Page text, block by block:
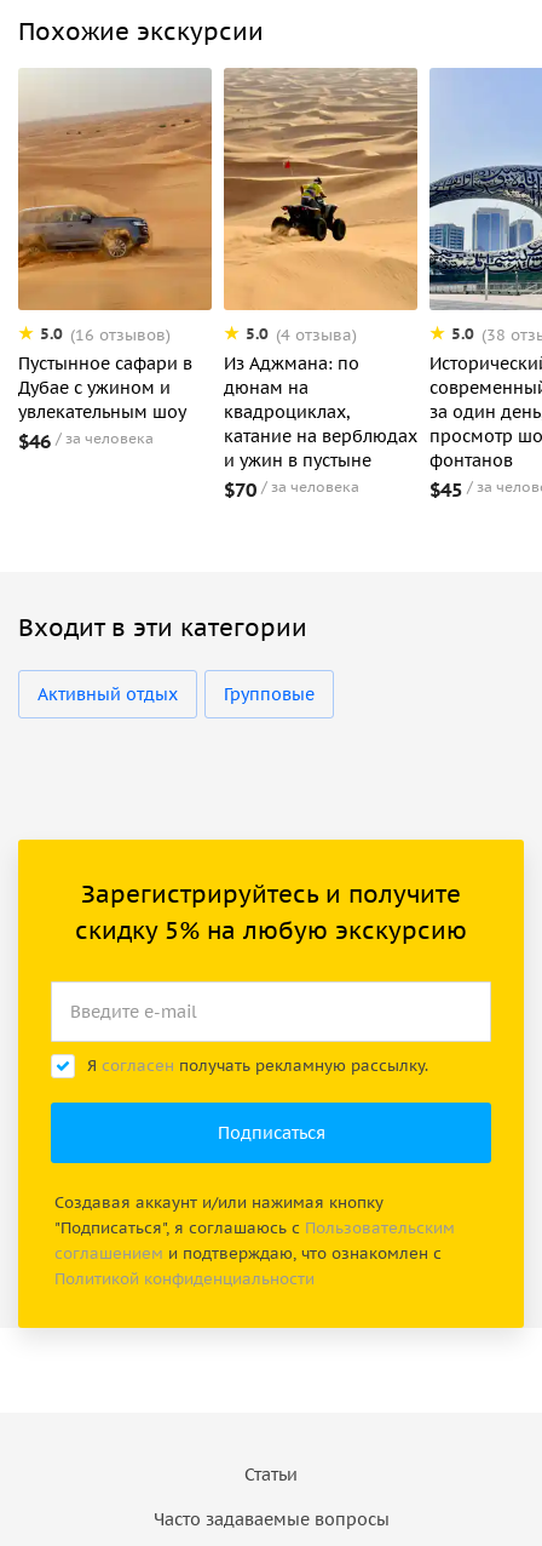
Похожие экскурсии
5.0 (16 отзывов)
Пустынное сафари в
Дубае с ужином и
увлекательным шоу
$46 за человека
5.0 (4 отзыва)
Из Аджмана: по
дюнам на
квадроциклах,
катание на верблюдах
и ужин в пустыне
$70 за человека
5.0 (38
за один
просмотр
фонтанов
$45 за
Входит в эти категории
Активный отдых Групповые
Зарегистрируйтесь и получите
скидку 5% на любую экскурсию
Я согласен получать рекламную рассылку.
Создавая аккаунт и/или нажимая кнопку
"Подписаться", я соглашаюсь с Пользовательским
соглашением и подтверждаю, что ознакомлен с
Политикой конфиденциальности
Статьи
Часто задаваемые вопросы